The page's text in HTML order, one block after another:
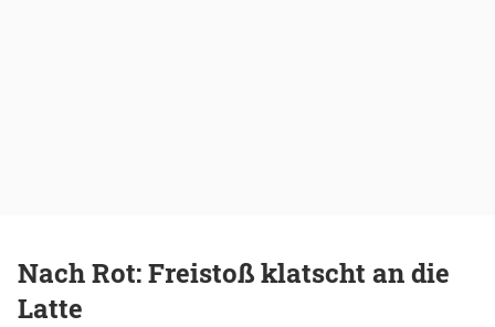
Nach Rot: Freistoß klatscht an die
Latte